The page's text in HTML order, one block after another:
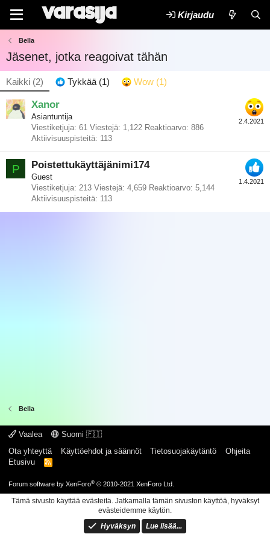
Kirjaudu
Bella
Jäsenet, jotka reagoivat tähän
Kaikki (2) Tykkää (1) Wow (1)
2.4.2021
Xanor
Asiantuntija
Viestiketjuja 61 Viestejä 1,122 Reaktioarvo 886
Aktiivisuuspisteitä 113
P
1.4.2021
Poistettukäyttäjänimi174
Guest
Viestiketjuja 213 Viestejä 4,659 Reaktioarvo 5,144
Aktiivisuuspisteitä 113
Bella
Vaalea
Suomi 🇫🇮
Ota yhteyttä
Käyttöehdot ja säännöt Tietosuojakäytäntö
Ohjeita
Etusivu
R
Forum software by XenForo® © 2010-2021 XenForo Ltd.
Tämä sivusto käyttää evästeitä. Jatkamalla tämän sivuston käyttöä, hyväksyt
evästeidemme käytön.
Hyväksyn
Lue lisää...